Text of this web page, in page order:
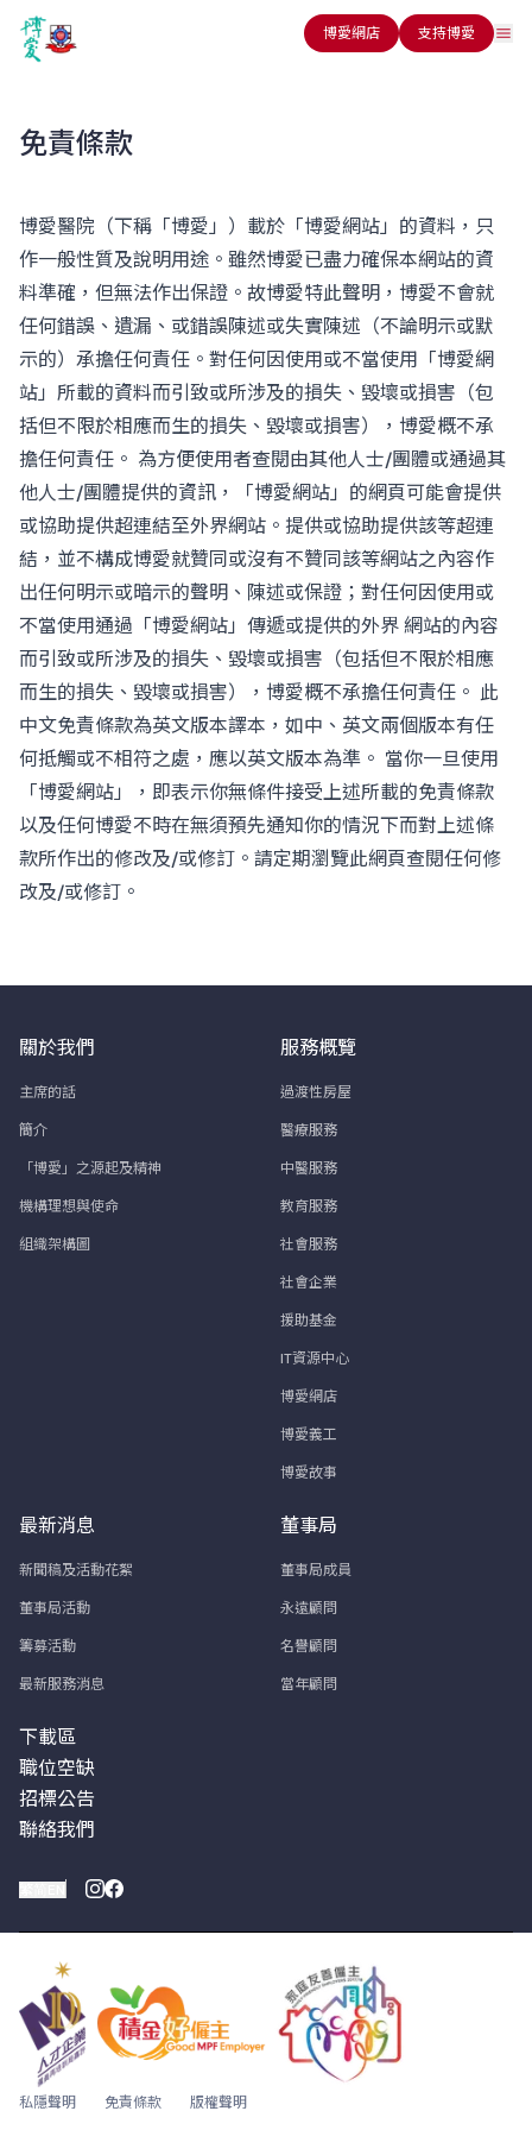
博愛網店 支持博愛
免責條款
博愛醫院（下稱「博愛」）載於「博愛網站」的資料，只
作一般性質及說明用途。雖然博愛已盡力確保本網站的資
料準確，但無法作出保證。故博愛特此聲明，博愛不會就
任何錯誤、遺漏、或錯誤陳述或失實陳述（不論明示或默
示的）承擔任何責任。對任何因使用或不當使用「博愛網
站」所載的資料而引致或所涉及的損失、毀壞或損害（包
括但不限於相應而生的損失、毀壞或損害），博愛概不承
擔任何責任。 為方便使用者查閱由其他人士/團體或通過其
他人士/團體提供的資訊，「博愛網站」的網頁可能會提供
或協助提供超連結至外界網站。提供或協助提供該等超連
結，並不構成博愛就贊同或沒有不贊同該等網站之內容作
出任何明示或暗示的聲明、陳述或保證；對任何因使用或
不當使用通過「博愛網站」傳遞或提供的外界 網站的內容
而引致或所涉及的損失、毀壞或損害（包括但不限於相應
而生的損失、毀壞或損害），博愛概不承擔任何責任。 此
中文免責條款為英文版本譯本，如中、英文兩個版本有任
何抵觸或不相符之處，應以英文版本為準。 當你一旦使用
「博愛網站」，即表示你無條件接受上述所載的免責條款
以及任何博愛不時在無須預先通知你的情況下而對上述條
款所作出的修改及/或修訂。請定期瀏覽此網頁查閱任何修
改及/或修訂。
關於我們
主席的話
簡介
「博愛」之源起及精神
機構理想與使命
組織架構圖
服務概覽
過渡性房屋
醫療服務
中醫服務
教育服務
社會服務
社會企業
援助基金
IT資源中心
博愛網店
博愛義工
博愛故事
最新消息
新聞稿及活動花絮
董事局活動
籌募活動
最新服務消息
董事局
董事局成員
永遠顧問
名譽顧問
當年顧問
下載區
職位空缺
招標公告
聯絡我們
私隱聲明 免責條款 版權聲明